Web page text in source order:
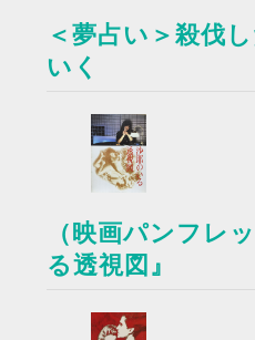
＜夢占い＞殺伐
いく
（映画パンフレ
る透視図』